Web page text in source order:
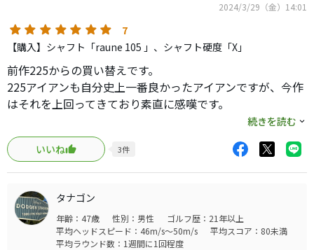
練習場では室内の計測器を使って距離・回転数など測れ
るのですが、223アイアンと比較するとジャストヒットした
時の飛び過ぎは良く、縦距離のばらつきは増えました。あ
と直進性は普通です。
ミズノプロなので、打感・打音は素晴らしいですが、241
アイアンと比べると音は高めです。
本当は練習場やコースでバック入れているのを皆んなに
見せびらかしたいのですが、軟鉄なのでキズつきやすいた
2024/3/29（金）14:01
7
【購入】シャフト「raune 105 」、シャフト硬度「X」
前作225からの買い替えです。
225アイアンも自分史上一番良かったアイアンですが、今作
はそれを上回ってきており素直に感嘆です。
全体的には前作の良い部分を踏襲していると思いますが、
大きく二点、打感と球の上がりやすさが大きく進化したと
感じました。
特に打感に関しては中空感が無くなり、ほぼ軟鉄鍛造と変
わりありません。
本当に文句の付け所がありません。
続きを読む
いいね
3件
タナゴン
年齢：47歳 性別：男性
ゴルフ歴：21年以上
平均ヘッドスピード：46m/s～50m/s
平均スコア：80未満
平均ラウンド数：1週間に1回程度